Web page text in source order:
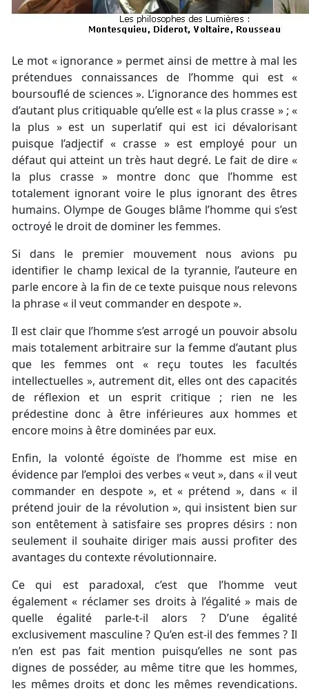
Le mot « ignorance » permet ainsi de mettre à mal les
prétendues connaissances de l’homme qui est «
boursouflé de sciences ». L’ignorance des hommes est
d’autant plus critiquable qu’elle est « la plus crasse » ; «
la plus » est un superlatif qui est ici dévalorisant
puisque l’adjectif « crasse » est employé pour un
défaut qui atteint un très haut degré. Le fait de dire «
la plus crasse » montre donc que l’homme est
totalement ignorant voire le plus ignorant des êtres
humains. Olympe de Gouges blâme l’homme qui s’est
octroyé le droit de dominer les femmes.
Si dans le premier mouvement nous avions pu
identifier le champ lexical de la tyrannie, l’auteure en
parle encore à la fin de ce texte puisque nous relevons
la phrase « il veut commander en despote ».
Il est clair que l’homme s’est arrogé un pouvoir absolu
mais totalement arbitraire sur la femme d’autant plus
que les femmes ont « reçu toutes les facultés
intellectuelles », autrement dit, elles ont des capacités
de réflexion et un esprit critique ; rien ne les
prédestine donc à être inférieures aux hommes et
encore moins à être dominées par eux.
Enfin, la volonté égoïste de l’homme est mise en
évidence par l’emploi des verbes « veut », dans « il veut
commander en despote », et « prétend », dans « il
prétend jouir de la révolution », qui insistent bien sur
son entêtement à satisfaire ses propres désirs : non
seulement il souhaite diriger mais aussi profiter des
avantages du contexte révolutionnaire.
Ce qui est paradoxal, c’est que l’homme veut
également « réclamer ses droits à l’égalité » mais de
quelle égalité parle-t-il alors ? D’une égalité
exclusivement masculine ? Qu’en est-il des femmes ? Il
n’en est pas fait mention puisqu’elles ne sont pas
dignes de posséder, au même titre que les hommes,
les mêmes droits et donc les mêmes revendications.